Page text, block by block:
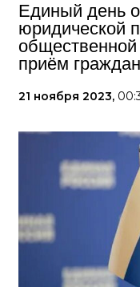
Единый день
юридической
приём граждан
21 ноября 2023,